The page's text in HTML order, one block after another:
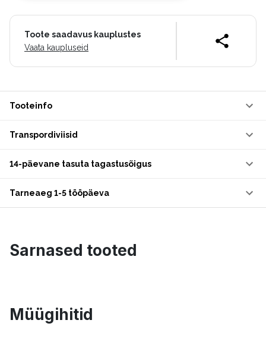
Toote saadavus kauplustes
Vaata kaupluseid
Tooteinfo
Transpordiviisid
14-päevane tasuta tagastusõigus
Tarneaeg 1-5 tööpäeva
Sarnased tooted
Müügihitid